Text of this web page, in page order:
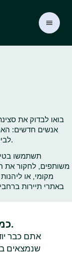
בואו לבדוק את
אנשים חדשים:
לביקור, בטינדר תמצאו מלא מקומיים שנמצאים באזור.
תשתמשו
משותפים, לחקור את
מקומי, או
באתרי תיירות
כמה רעיונות לדייטים בהארלמרמר.
אתם כבר
שנמצאים